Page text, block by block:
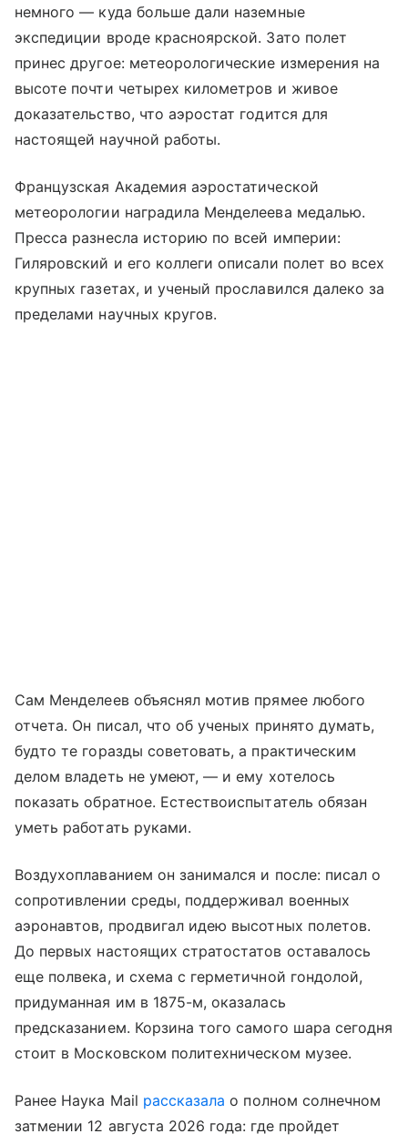
немного — куда больше дали наземные
экспедиции вроде красноярской. Зато полет
принес другое: метеорологические измерения на
высоте почти четырех километров и живое
доказательство, что аэростат годится для
настоящей научной работы.
Французская Академия аэростатической
метеорологии наградила Менделеева медалью.
Пресса разнесла историю по всей империи:
Гиляровский и его коллеги описали полет во всех
крупных газетах, и ученый прославился далеко за
пределами научных кругов.
Сам Менделеев объяснял мотив прямее любого
отчета. Он писал, что об ученых принято думать,
будто те горазды советовать, а практическим
делом владеть не умеют, — и ему хотелось
показать обратное. Естествоиспытатель обязан
уметь работать руками.
Воздухоплаванием он занимался и после: писал о
сопротивлении среды, поддерживал военных
аэронавтов, продвигал идею высотных полетов.
До первых настоящих стратостатов оставалось
еще полвека, и схема с герметичной гондолой,
придуманная им в 1875-м, оказалась
предсказанием. Корзина того самого шара сегодня
стоит в Московском политехническом музее.
Ранее Наука Mail рассказала о полном солнечном
затмении 12 августа 2026 года: где пройдет